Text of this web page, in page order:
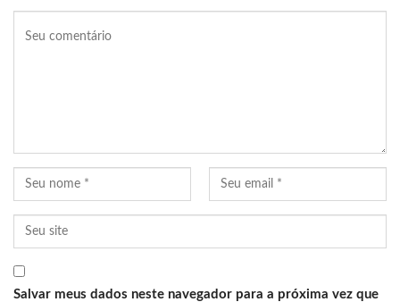
Salvar meus dados neste navegador para a próxima vez que